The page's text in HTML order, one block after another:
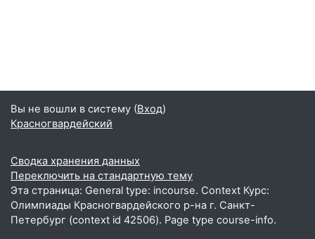
Вы не вошли в систему (Вход)
Красногвардейский
Сводка хранения данных
Переключить на стандартную тему
Эта страница: General type: incourse. Context Курс:
Олимпиады Красногвардейского р-на г. Санкт-
Петербург (context id 42506). Page type course-info.